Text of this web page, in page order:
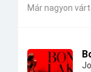
Már nagyon